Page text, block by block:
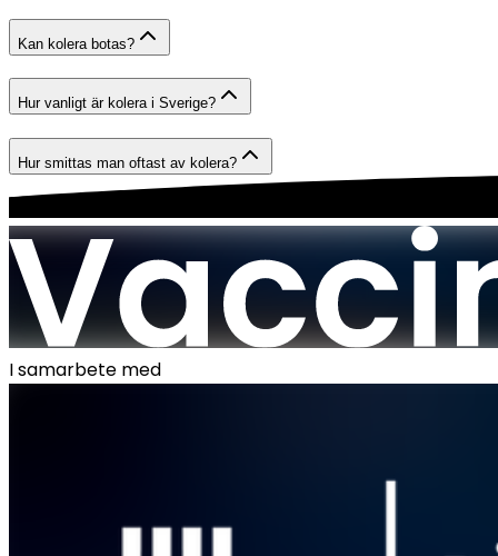
Kan kolera botas?
Hur vanligt är kolera i Sverige?
Hur smittas man oftast av kolera?
I samarbete med